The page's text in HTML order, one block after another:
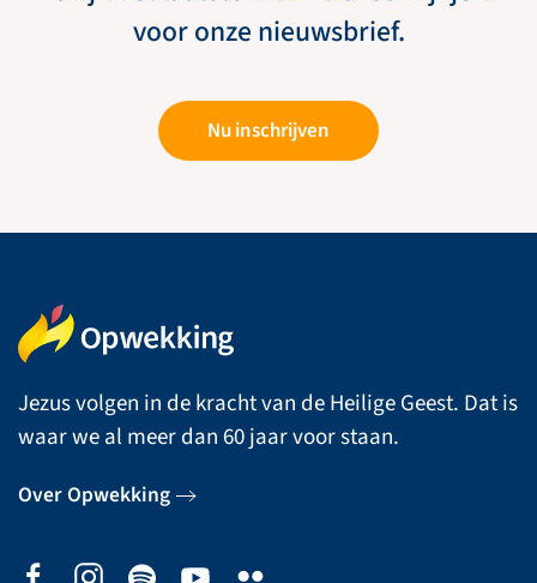
voor onze nieuwsbrief.
Nu inschrijven
Jezus volgen in de kracht van de Heilige Geest. Dat is
waar we al meer dan 60 jaar voor staan.
Over Opwekking